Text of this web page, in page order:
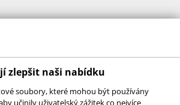
zlepšit naši nabídku
soubory, které mohou být používány
učinily uživatelský zážitek co nejvíce